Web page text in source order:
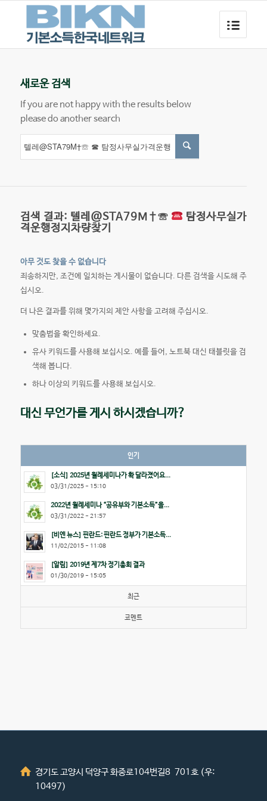
새로운 검색
If you are not happy with the results below
please do another search
검색 결과: 텔레@STA79M†☏
탐정사무실가
격운행정지차량찾기
아무 것도 찾을 수 없습니다
죄송하지만, 조건에 일치하는 게시물이 없습니다. 다른 검색을 시도해 주
십시오.
더 나은 결과를 위해 몇가지의 제안 사항을 고려해 주십시오.
맞춤법을 확인하세요.
유사 키워드를 사용해 보십시오. 예를 들어, 노트북 대신 태블릿을 검
색해 봅니다.
하나 이상의 키워드를 사용해 보십시오.
대신 무언가를 게시 하시겠습니까?
인기
[소식] 2025년 월례세미나가 확 달라졌어요...
03/31/2025 - 15:10
2022년 월례세미나 “공유부와 기본소득”을...
03/31/2022 - 21:57
[비엔 뉴스] 핀란드: 핀란드 정부가 기본소득...
11/02/2015 - 11:08
[알림] 2019년 제7차 정기총회 결과
01/30/2019 - 15:05
최근
코멘트
경기도 고양시 덕양구 화중로104번길8 701호 (우:
10497)